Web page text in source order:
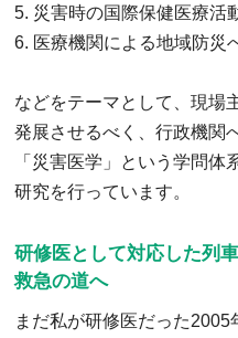
5. 災害時の国際保健医療活
6. 医療機関による地域防災
などをテーマとして、現場
発展させるべく、行政機関
「災害医学」という学問体
研究を行っています。
研修医として対応した列
救急の道へ
まだ私が研修医だった